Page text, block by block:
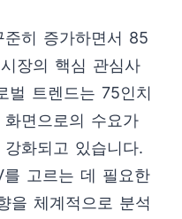
히 증가하면서 85
장의 핵심 관심사
벌 트렌드는 75인치
면으로의 수요가
화되고 있습니다.
고르는 데 필요한
을 체계적으로 분석